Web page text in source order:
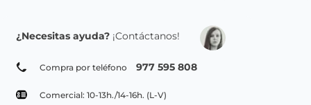
¿Necesitas ayuda? ¡Contáctanos!
Compra por teléfono 977 595 808
Comercial: 10-13h./14-16h. (L-V)